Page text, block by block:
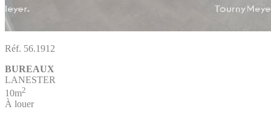
Réf. 56.1912
BUREAUX
LANESTER
10m2
À louer